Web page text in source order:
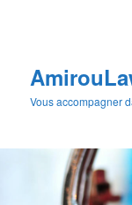
Vous accompagner